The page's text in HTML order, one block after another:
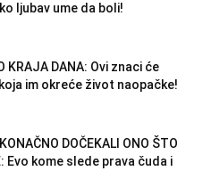
ljubav ume da boli!
KRAJA DANA: Ovi znaci će
im okreće život naopačke!
DOČEKALI ONO ŠTO
Evo kome slede prava čuda i